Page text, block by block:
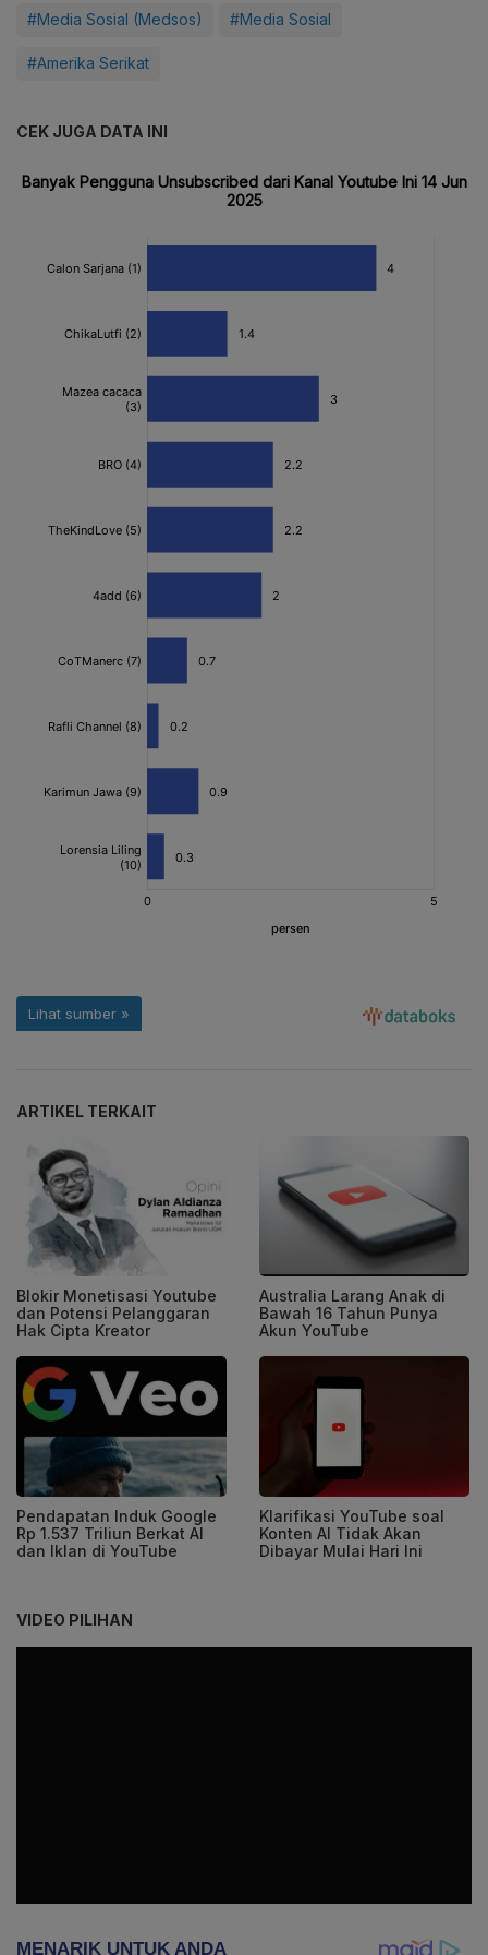
#Media Sosial (Medsos) #Media Sosial
#Amerika Serikat
CEK JUGA DATA INI
ARTIKEL TERKAIT
Blokir Monetisasi Youtube
dan Potensi Pelanggaran
Hak Cipta Kreator
Australia Larang Anak di
Bawah 16 Tahun Punya
Akun YouTube
Pendapatan Induk Google
Rp 1.537 Triliun Berkat AI
dan Iklan di YouTube
Klarifikasi YouTube soal
Konten AI Tidak Akan
Dibayar Mulai Hari Ini
VIDEO PILIHAN